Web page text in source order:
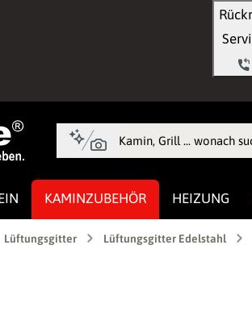
springen
KAMINZUBEHÖR HEIZUNG
Lüftungsgitter Lüftungsgitter Edelstahl